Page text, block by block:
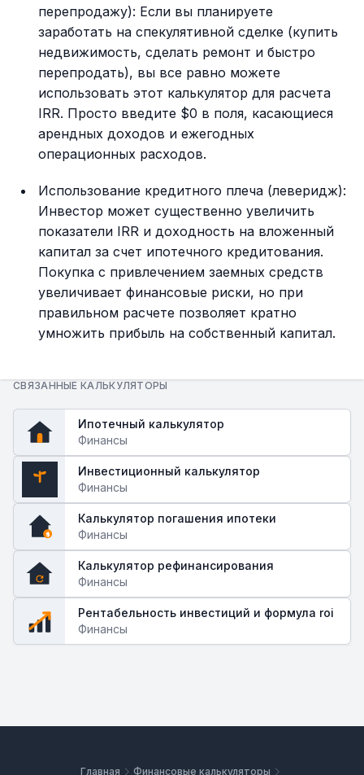
перепродажу): Если вы планируете
заработать на спекулятивной сделке (купить
недвижимость, сделать ремонт и быстро
перепродать), вы все равно можете
использовать этот калькулятор для расчета
IRR. Просто введите $0 в поля, касающиеся
арендных доходов и ежегодных
операционных расходов.
Использование кредитного плеча (леверидж):
Инвестор может существенно увеличить
показатели IRR и доходность на вложенный
капитал за счет ипотечного кредитования.
Покупка с привлечением заемных средств
увеличивает финансовые риски, но при
правильном расчете позволяет кратно
умножить прибыль на собственный капитал.
СВЯЗАННЫЕ КАЛЬКУЛЯТОРЫ
Ипотечный калькулятор
Финансы
Инвестиционный калькулятор
Финансы
$
Калькулятор погашения ипотеки
Финансы
Калькулятор рефинансирования
Финансы
Рентабельность инвестиций и формула roi
Финансы
Главная Финансовые калькуляторы